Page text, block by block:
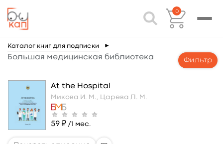
0
Каталог книг для подписки ►
Большая медицинская библиотека Фильтр
At the Hospital
Микова И. М., Царева Л. М.
59 ₽ /1 мес.